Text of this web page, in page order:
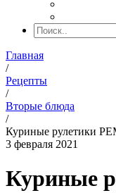
Главная
/
Рецепты
/
Вторые блюда
/
Куриные рулетики
3 февраля 2021
Куриные